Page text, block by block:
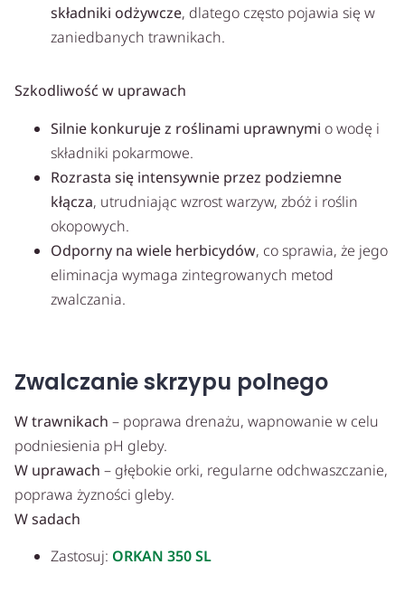
składniki odżywcze, dlatego często pojawia się w
zaniedbanych trawnikach.
Szkodliwość w uprawach
Silnie konkuruje z roślinami uprawnymi o wodę i
składniki pokarmowe.
Rozrasta się intensywnie przez podziemne
kłącza, utrudniając wzrost warzyw, zbóż i roślin
okopowych.
Odporny na wiele herbicydów, co sprawia, że jego
eliminacja wymaga zintegrowanych metod
zwalczania.
Zwalczanie skrzypu polnego
W trawnikach – poprawa drenażu, wapnowanie w celu
podniesienia pH gleby.
W uprawach – głębokie orki, regularne odchwaszczanie,
poprawa żyzności gleby.
W sadach
Zastosuj: ORKAN 350 SL